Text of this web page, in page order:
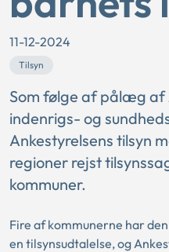
11-12-2024
Tilsyn
Som følge af pålæg
indenrigs- og
Ankestyrelsens tilsyn
regioner rejst
kommuner.
Fire af kommunerne har
en tilsynsudtalelse, og